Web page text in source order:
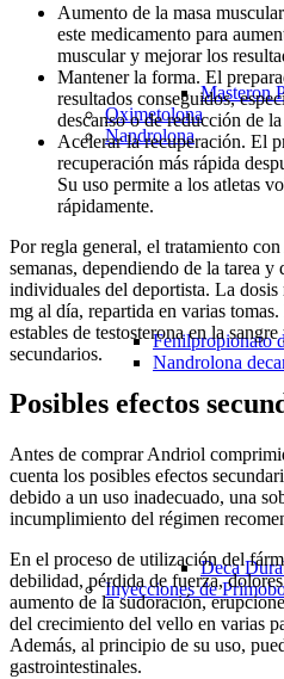
Masteron
Oximetolona
Nandrolona
Fenilpropionato
Nandrolona
Deca
Inyecciones de
Aumento de la masa
este medicamento para
muscular y mejorar los
Mantener la forma. El
resultados conseguidos,
descanso o de reducción de
Acelerar la recuperación. El
recuperación más rápida
Su uso permite a los atletas
rápidamente.
Por regla general, el tratamiento
semanas, dependiendo de la tarea y
individuales del deportista. La
mg al día, repartida en varias
estables de testosterona en la
secundarios.
Posibles efectos
Antes de comprar Andriol
cuenta los posibles efectos
debido a un uso inadecuado, una
incumplimiento del régimen
En el proceso de utilización del
debilidad, pérdida de fuerza,
aumento de la sudoración,
del crecimiento del vello en varias
Además, al principio de su uso,
gastrointestinales.